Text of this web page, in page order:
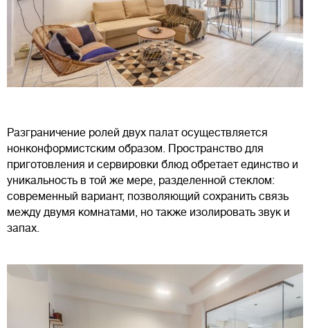
Разграничение ролей двух палат осуществляется
нонконформистским образом. Пространство для
приготовления и сервировки блюд обретает единство и
уникальность в той же мере, разделенной стеклом:
современный вариант, позволяющий сохранить связь
между двумя комнатами, но также изолировать звук и
запах.